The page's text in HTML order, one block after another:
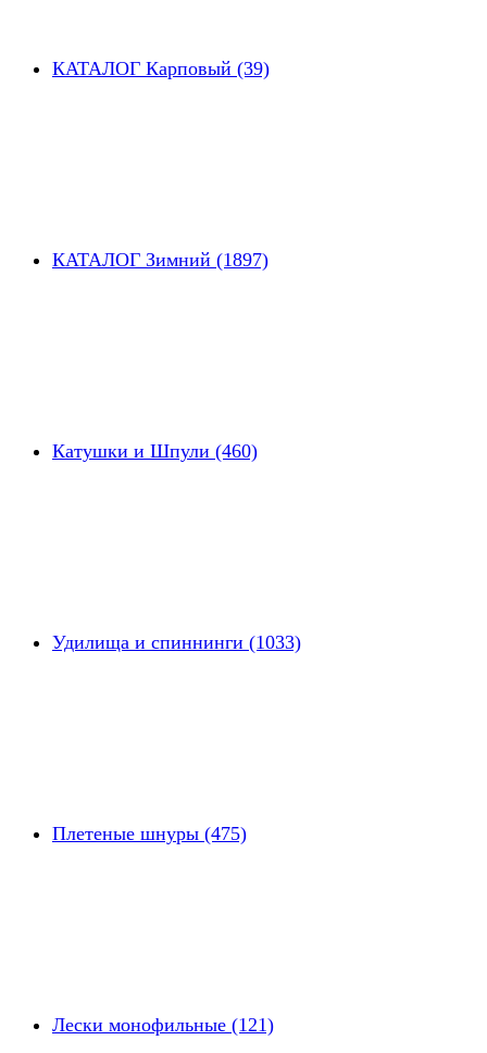
КАТАЛОГ Карповый (39)
КАТАЛОГ Зимний (1897)
Катушки и Шпули (460)
Удилища и спиннинги (1033)
Плетеные шнуры (475)
Лески монофильные (121)